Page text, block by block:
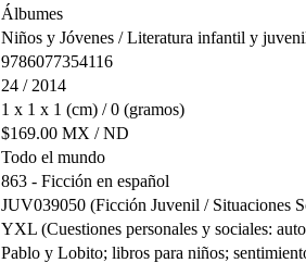
Álbumes
Niños y Jóvenes / Literatura infantil y
9786077354116
24 / 2014
1 x 1 x 1 (cm) / 0 (gramos)
$169.00 MX / ND
Todo el mundo
863 - Ficción en español
JUV039050 (Ficción Juvenil / Situaciones
YXL (Cuestiones personales y sociales:
Pablo y Lobito; libros para niños;